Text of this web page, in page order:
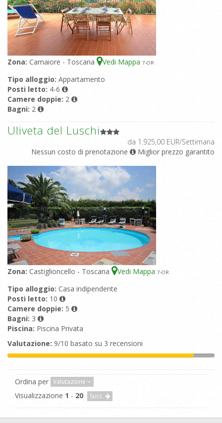
Zona: Camaiore - Toscana Vedi Mappa 7-OR
Tipo alloggio: Appartamento
Posti letto: 4-6
Camere doppie: 2
Bagni: 2
Uliveta del Luschi
da 1.925,00 EUR/Settimana
Nessun costo di prenotazione
Miglior prezzo garantito
Zona: Castiglioncello - Toscana Vedi Mappa 7-OR
Tipo alloggio: Casa indipendente
Posti letto: 10
Camere doppie: 5
Bagni: 3
Piscina: Piscina Privata
Valutazione: 9/10 basato su 3 recensioni
Ordina per Valutazione
Visualizzazione 1 - 20 Succ.